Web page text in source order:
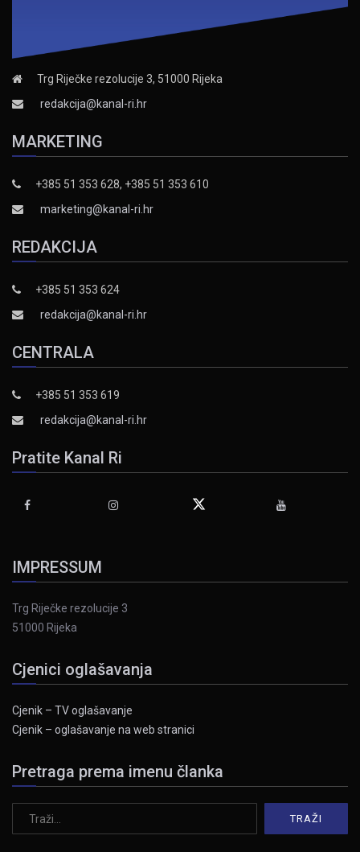
Trg Riječke rezolucije 3, 51000 Rijeka
redakcija@kanal-ri.hr
MARKETING
+385 51 353 628, +385 51 353 610
marketing@kanal-ri.hr
REDAKCIJA
+385 51 353 624
redakcija@kanal-ri.hr
CENTRALA
+385 51 353 619
redakcija@kanal-ri.hr
Pratite Kanal Ri
IMPRESSUM
Trg Riječke rezolucije 3
51000 Rijeka
Cjenici oglašavanja
Cjenik – TV oglašavanje
Cjenik – oglašavanje na web stranici
Pretraga prema imenu članka